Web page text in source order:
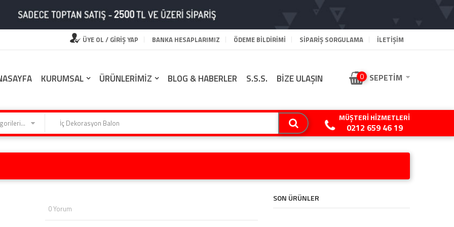
ÜYE OL / GİRİŞ YAP BANKA HESAPLARIMIZ ÖDEME BILDIRIMI SIPARIŞ SORGULAMA İLETİŞİM
KURUMSAL ÜRÜNLERİMİZ BLOG & HABERLER S.S.S. BİZE ULAŞIN 0 SEPETIM
Kategorilerimiz
MÜŞTERI HIZMETLERI
0212 659 46 19
0 Yorum
SON ÜRÜNLER